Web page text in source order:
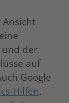
und der
auf
Google
Hilfen,